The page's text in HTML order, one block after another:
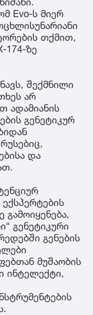
Evo-ს მიერ
თქმით,
174-ზე
შექმნილი
არ
ადამიანის
გენეტიკურ
და
გამოიყენება,
გენეტიკური
გენების
მუშაობის
ინტელექტი,